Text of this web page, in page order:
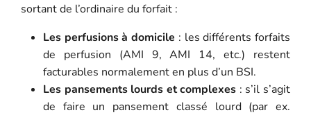
sortant de l’ordinaire du forfait :
Les perfusions à domicile : les différents forfaits
de perfusion (AMI 9, AMI 14, etc.) restent
facturables normalement en plus d’un BSI.
Les pansements lourds et complexes : s’il s’agit
de faire un pansement classé lourd (par ex.